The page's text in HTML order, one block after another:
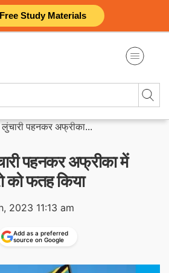
Study Materials
लुंचारी पहनकर अफ्रीका...
पहनकर अफ्रीका में
को फतह किया
2023 11:13 am
Add as a preferred
source on Google